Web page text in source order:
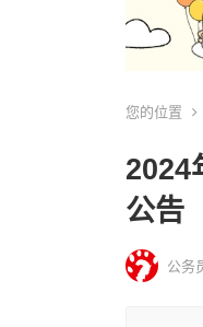
您的位置
2024
公告
公务